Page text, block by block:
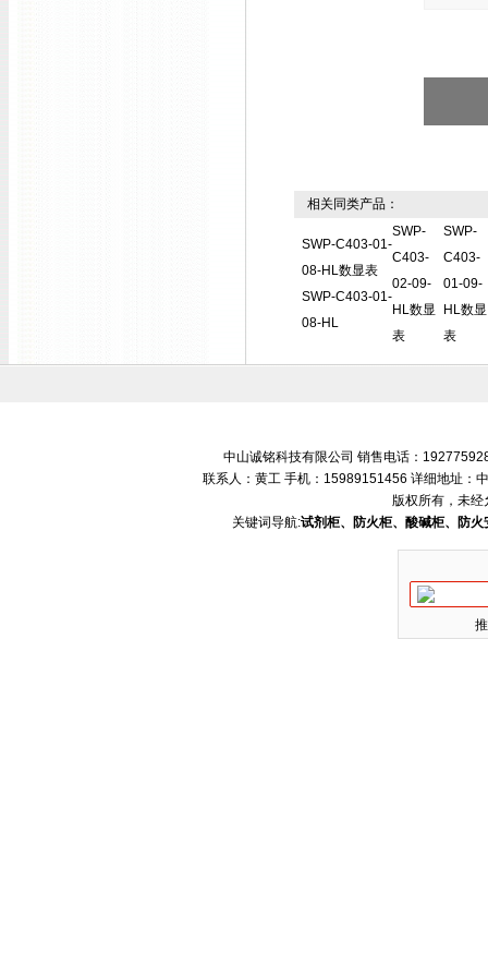
相关同类产品：
SWP-C403-01-
08-HL数显表
SWP-C403-01-
08-HL
SWP-
C403-
02-09-
HL数显
表
SWP-
C403-
01-09-
HL数显
表
中山诚铭科技有限公司 销售电话：
联系人：黄工 手机：15989151456 详细地址：
版权所有，未经
关键词导航:试剂柜、防火柜、酸碱柜、防